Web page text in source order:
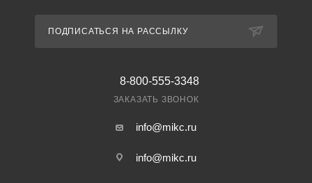
ПОДПИСАТЬСЯ НА РАССЫЛКУ
8-800-555-3348
ЗАКАЗАТЬ ЗВОНОК
info@mikc.ru
info@mikc.ru